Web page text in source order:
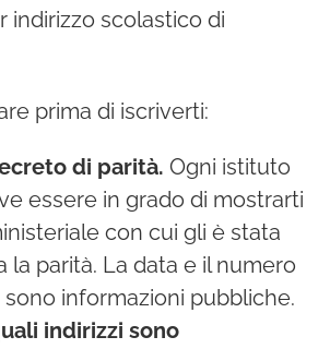
indirizzo scolastico di
prima di iscriverti:
di parità. Ogni istituto
essere in grado di mostrarti
con cui gli è stata
la parità. La data e il numero
informazioni pubbliche.
indirizzi sono